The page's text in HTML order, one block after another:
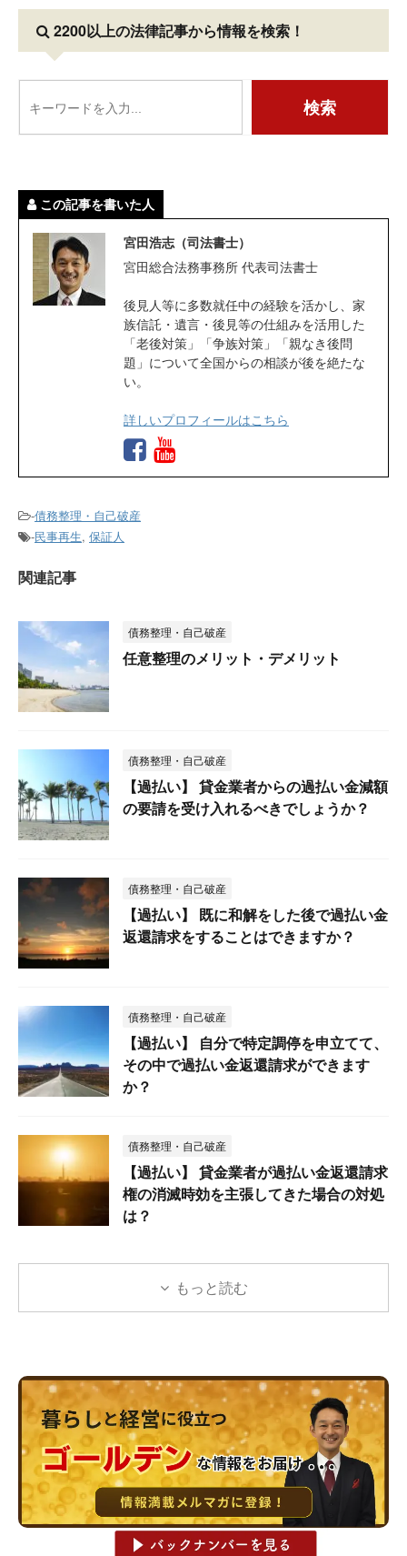
2200以上の法律記事から情報を検索！
この記事を書いた人
宮田浩志（司法書士）
宮田総合法務事務所 代表司法書士
後見人等に多数就任中の経験を活かし、家
族信託・遺言・後見等の仕組みを活用した
「老後対策」「争族対策」「親なき後問
題」について全国からの相談が後を絶たな
い。
詳しいプロフィールはこちら
-債務整理・自己破産
-民事再生, 保証人
関連記事
債務整理・自己破産
任意整理のメリット・デメリット
債務整理・自己破産
【過払い】 貸金業者からの過払い金減額
の要請を受け入れるべきでしょうか？
債務整理・自己破産
【過払い】 既に和解をした後で過払い金
返還請求をすることはできますか？
債務整理・自己破産
【過払い】 自分で特定調停を申立てて、
その中で過払い金返還請求ができます
か？
債務整理・自己破産
【過払い】 貸金業者が過払い金返還請求
権の消滅時効を主張してきた場合の対処
は？
もっと読む